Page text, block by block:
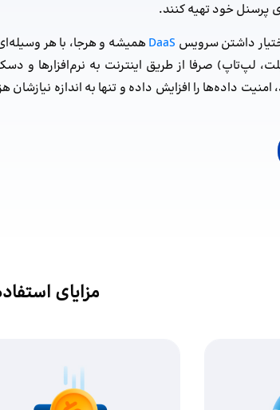
پرسنل خود تهیه کنند.
داشتن سرویس DaaSهمیشه و هرجا، با هر
لپ‌تاپ) صرفا از طریق اینترنت به نرم‌افزارها و
داده‌ها را افزایش داده و تنها به اندازه نیازشان
مزایای